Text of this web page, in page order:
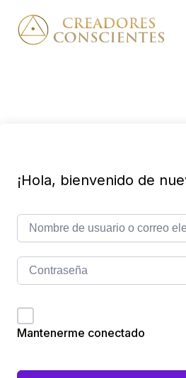
¡Hola, bienvenido de
Mantenerme conectado